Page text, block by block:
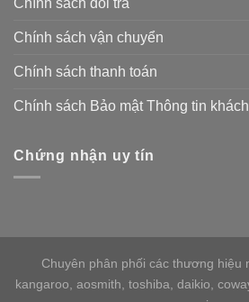
Chính sách vận chuyển
Chính sách thanh toán
Chính sách Bảo mật Thông tin
Chứng nhận uy tín
Chuyên phân phối các thương hiệu
kangaroo, aosmith, toshiba, daikio,